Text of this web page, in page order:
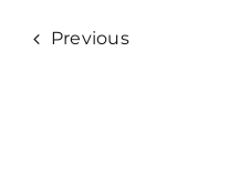
Previous